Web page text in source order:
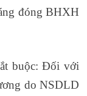
đóng BHXH
buộc: Đối với
do NSDLD